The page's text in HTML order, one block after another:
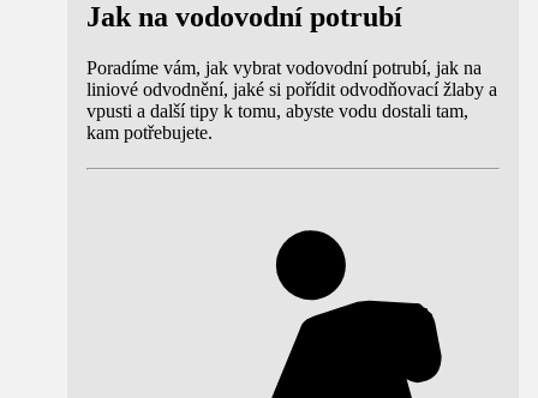
Jak na vodovodní potrubí
Poradíme vám, jak vybrat vodovodní potrubí, jak na
liniové odvodnění, jaké si pořídit odvodňovací žlaby a
vpusti a další tipy k tomu, abyste vodu dostali tam,
kam potřebujete.